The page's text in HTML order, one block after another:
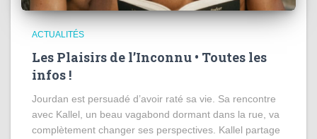
ACTUALITÉS
Les Plaisirs de l’Inconnu • Toutes les
infos !
Jourdan est persuadé d’avoir raté sa vie. Sa rencontre
avec Kallel, un beau vagabond dormant dans la rue, va
complètement changer ses perspectives. Kallel partage